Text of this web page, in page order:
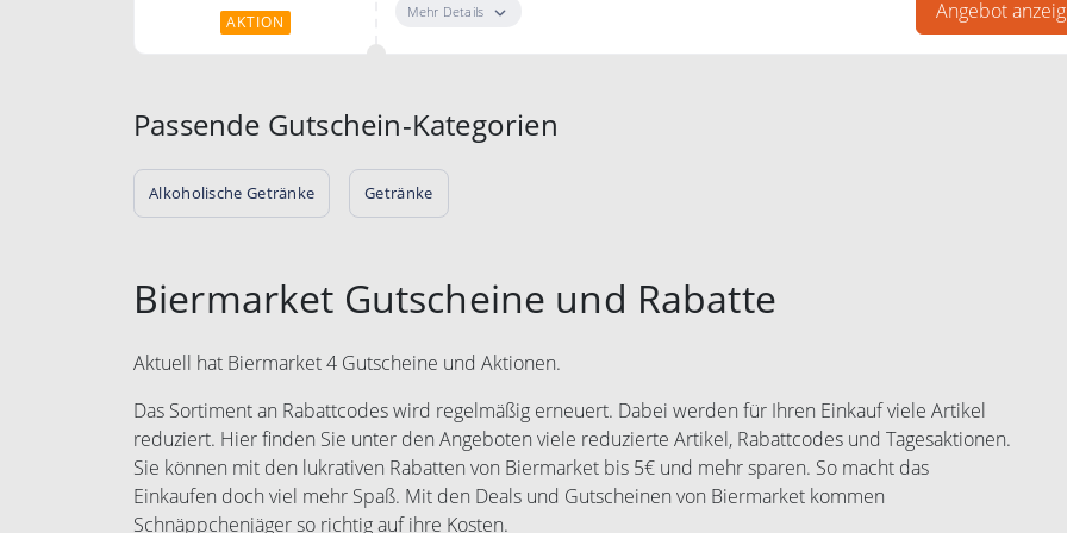
AKTION
Mehr Details Angebot
Passende Gutschein-Kategorien
Alkoholische Getränke Getränke
Biermarket Gutscheine und Rabatte
Aktuell hat Biermarket 4 Gutscheine und Aktionen.
Das Sortiment an Rabattcodes wird regelmäßig erneuert. Dabei werden für Ihren Einkauf viele Artikel
reduziert. Hier finden Sie unter den Angeboten viele reduzierte Artikel, Rabattcodes und Tagesaktionen.
Sie können mit den lukrativen Rabatten von Biermarket bis 5€ und mehr sparen. So macht das
Einkaufen doch viel mehr Spaß. Mit den Deals und Gutscheinen von Biermarket kommen
Schnäppchenjäger so richtig auf ihre Kosten.